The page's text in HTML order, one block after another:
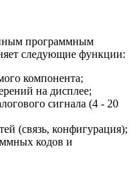
программным
следующие функции:
компонента;
на дисплее;
сигнала (4 - 20
(связь, конфигурация);
кодов и